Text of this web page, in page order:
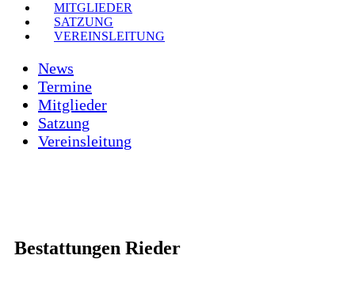
MITGLIEDER
SATZUNG
VEREINSLEITUNG
News
Termine
Mitglieder
Satzung
Vereinsleitung
Bestattungen Rieder